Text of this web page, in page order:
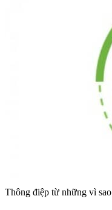
Thông điệp từ những vì sao